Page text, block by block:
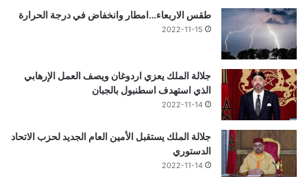
طقس الاربعاء…امطار وانخفاض في درجة الحرارة
2022-11-15
جلالة الملك يعزي اردوغان ويصف العمل الإرهابي
الذي استهدف اسطنبول بالجبان
2022-11-14
جلالة الملك يستقبل الأمين العام الجديد لحزب الاتحاد
الدستوري
2022-11-14